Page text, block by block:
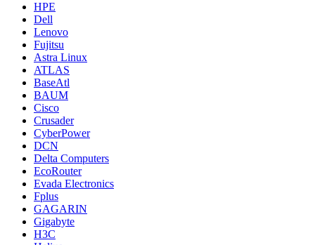
HPE
Dell
Lenovo
Fujitsu
Astra Linux
ATLAS
BaseAtl
BAUM
Cisco
Crusader
CyberPower
DCN
Delta Computers
EcoRouter
Evada Electronics
Fplus
GAGARIN
Gigabyte
H3C